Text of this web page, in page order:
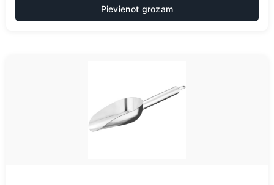
Pievienot grozam